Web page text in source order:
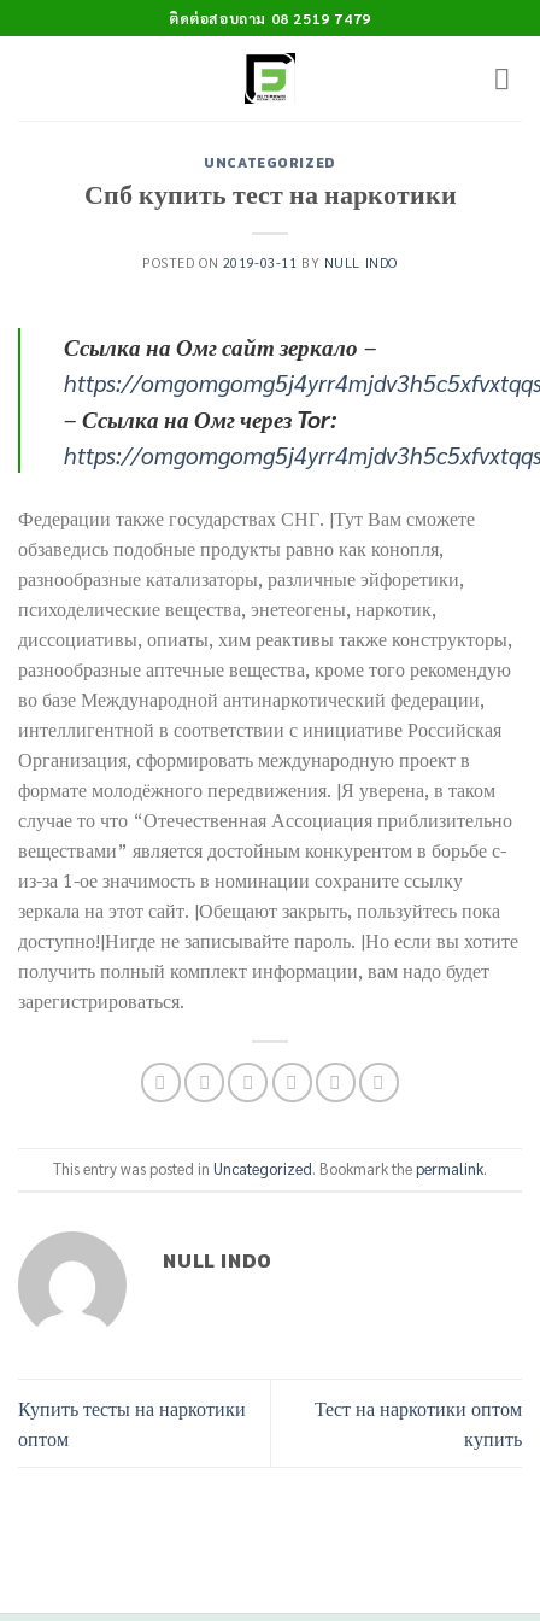
to
ติดต่อสอบถาม 08 2519 7479
UNCATEGORIZED
Спб купить тест на наркотики
POSTED ON 2019-03-11 BY NULL INDO
Ссылка на Омг сайт зеркало –
https://
– Ссылка на Омг через Tor:
https://
Федерации также государствах СНГ. |Тут Вам сможете
обзаведись подобные продукты равно как конопля,
разнообразные катализаторы, различные эйфоретики,
психоделические вещества, энетеогены, наркотик,
диссоциативы, опиаты, хим реактивы также конструкторы,
разнообразные аптечные вещества, кроме того рекомендую
во базе Международной антинаркотический федерации,
интеллигентной в соответствии с инициативе Российская
Организация, сформировать международную проект в
формате молодёжного передвижения. |Я уверена, в таком
случае то что “Отечественная Ассоциация приблизительно
веществами” является достойным конкурентом в борьбе с-
из-за 1-ое значимость в номинации сохраните ссылку
зеркала на этот сайт. |Обещают закрыть, пользуйтесь пока
доступно!|Нигде не записывайте пароль. |Но если вы хотите
получить полный комплект информации, вам надо будет
зарегистрироваться.
This entry was posted in Uncategorized. Bookmark thepermalink.
NULL INDO
Купить тесты на наркотики
оптом
Тест на наркотики оптом
купить